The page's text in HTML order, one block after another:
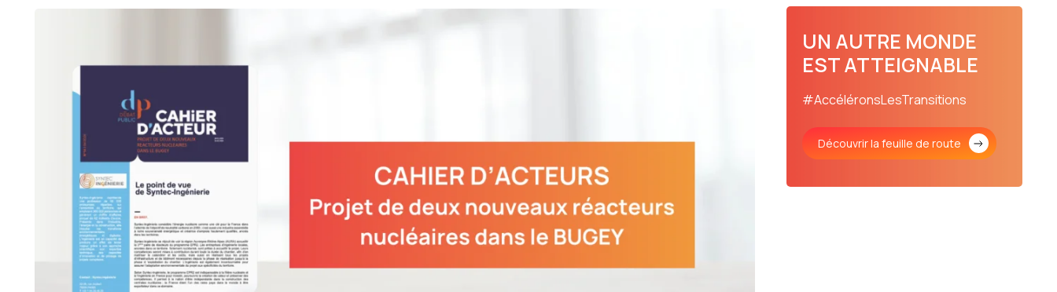
en échanges et en décisions
UN AUTRE MONDE
EST ATTEIGNABLE
#AccéléronsLesTransitions
Découvrir la feuille de route